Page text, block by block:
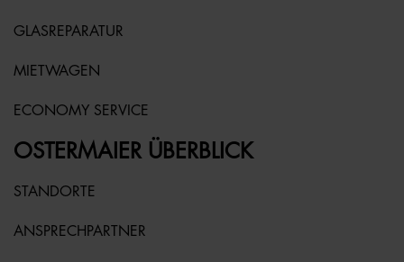
GLASREPARATUR
MIETWAGEN
ECONOMY SERVICE
OSTERMAIER ÜBERBLICK
STANDORTE
ANSPRECHPARTNER